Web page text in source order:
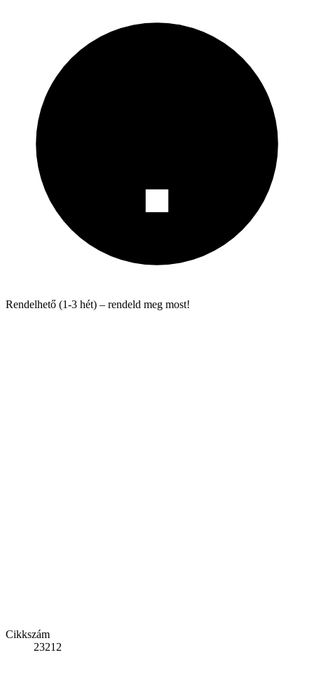
Rendelhető (1-3 hét) – rendeld meg most!
Cikkszám
23212